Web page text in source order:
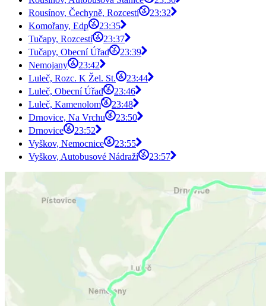
Rousínov, Čechyně, Rozcestí
23:32
Komořany, Edp
23:35
Tučapy, Rozcestí
23:37
Tučapy, Obecní Úřad
23:39
Nemojany
23:42
Luleč, Rozc. K Žel. St.
23:44
Luleč, Obecní Úřad
23:46
Luleč, Kamenolom
23:48
Drnovice, Na Vrchu
23:50
Drnovice
23:52
Vyškov, Nemocnice
23:55
Vyškov, Autobusové Nádraží
23:57